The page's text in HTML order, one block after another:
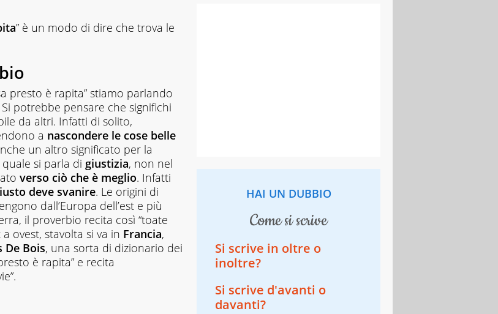
” è un modo di dire che trova le
presto è rapita” stiamo parlando
Si potrebbe pensare che significhi
da altri. Infatti di solito,
a nascondere le cose belle
un altro significato per la
quale si parla di giustizia, non nel
verso ciò che è meglio. Infatti
deve svanire. Le origini di
dall’Europa dell’est e più
il proverbio recita così “toate
ovest, stavolta si va in Francia,
De Bois, una sorta di dizionario dei
è rapita” e recita
HAI UN DUBBIO
come si scrive
Si scrive in oltre o
inoltre?
Si scrive d'avanti o
davanti?